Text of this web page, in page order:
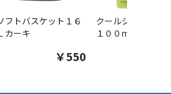
フトバスケット１６
カーキ
￥550
クールシャツスプ
１００ｍｌ